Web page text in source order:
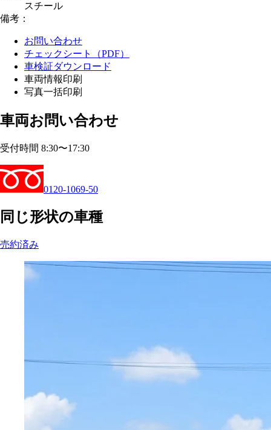
スチール
備考：
お問い合わせ
チェックシート（PDF）
車検証ダウンロード
車両情報印刷
写真一括印刷
車両お問い合わせ
受付時間 8:30〜17:30
0120-1069-50
同じ形状の車種
売約済み